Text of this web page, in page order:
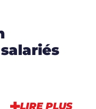
LIRE PLUS